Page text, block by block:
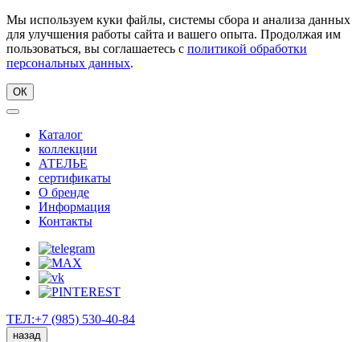
Мы используем куки файлы, системы сбора и анализа данных
для улучшения работы сайта и вашего опыта. Продолжая им
пользоваться, вы соглашаетесь с политикой обработки
персональных данных.
ОК
Каталог
коллекции
АТЕЛЬЕ
сертификаты
О бренде
Информация
Контакты
ТЕЛ:+7 (985) 530-40-84
назад